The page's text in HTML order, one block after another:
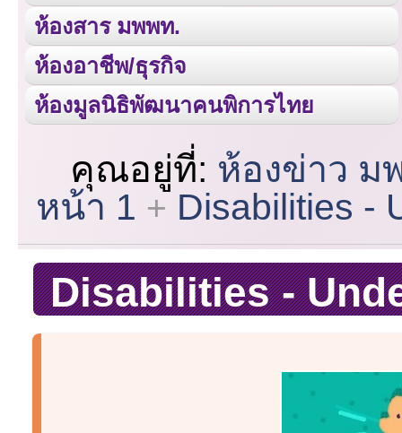
ห้องสาร มพพท.
ห้องอาชีพ/ธุรกิจ
ห้องมูลนิธิพัฒนาคนพิการไทย
คุณอยู่ที่: ห้องข่าว ม
หน้า 1
Disabilities -
Disabilities -